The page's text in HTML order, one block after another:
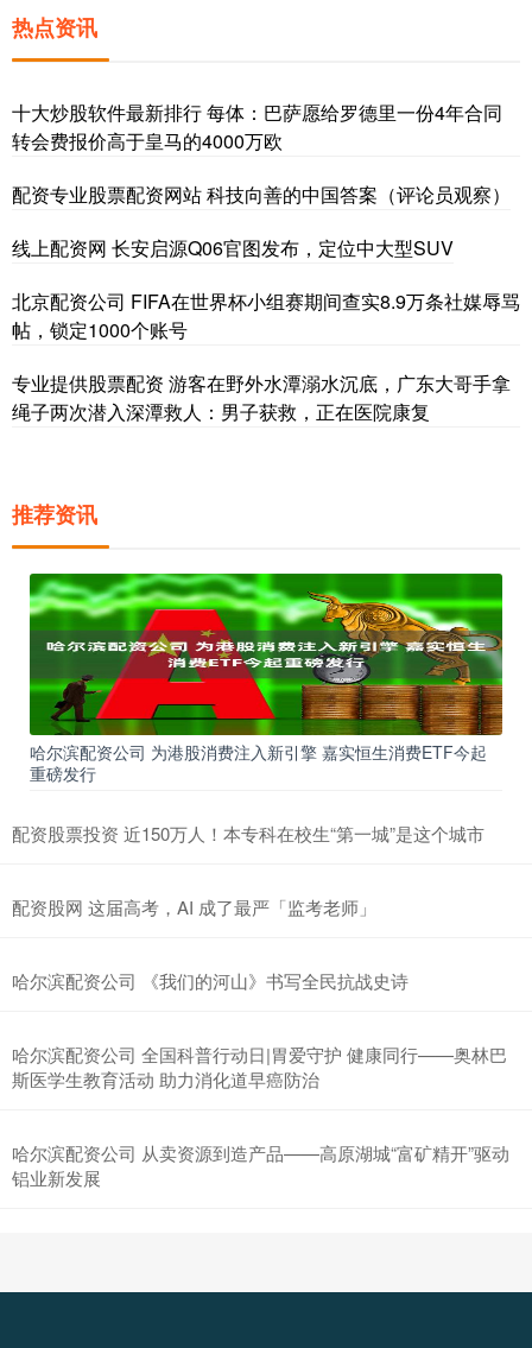
热点资讯
十大炒股软件最新排行 每体：巴萨愿给罗德里一份4年合同
转会费报价高于皇马的4000万欧
配资专业股票配资网站 科技向善的中国答案（评论员观察）
线上配资网 长安启源Q06官图发布，定位中大型SUV
北京配资公司 FIFA在世界杯小组赛期间查实8.9万条社媒辱骂
帖，锁定1000个账号
专业提供股票配资 游客在野外水潭溺水沉底，广东大哥手拿
绳子两次潜入深潭救人：男子获救，正在医院康复
推荐资讯
哈尔滨配资公司 为港股消费注入新引擎 嘉实恒生消费ETF今起
重磅发行
配资股票投资 近150万人！本专科在校生“第一城”是这个城市
配资股网 这届高考，AI 成了最严「监考老师」
哈尔滨配资公司 《我们的河山》书写全民抗战史诗
哈尔滨配资公司 全国科普行动日|胃爱守护 健康同行——奥林巴
斯医学生教育活动 助力消化道早癌防治
哈尔滨配资公司 从卖资源到造产品——高原湖城“富矿精开”驱动
铝业新发展